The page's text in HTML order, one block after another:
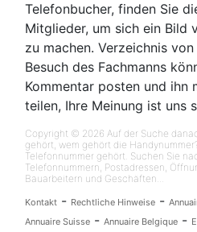
Telefonbucher, finden Sie
Mitglieder, um sich ein Bild
zu machen. Verzeichnis
Besuch des Fachmanns
Kommentar posten und ihn
teilen, Ihre Meinung ist uns
Copyright © 2026 Auf der Suche
gehört, wem gehört die
Telefonnummer gehört. Suchen Sie
Telefonnummern, Postadressen,
Bauarbeitern und Geschäften...
Kontakt - Rechtliche Hinweise -
Annuaire Suisse - Annuaire Belgique -